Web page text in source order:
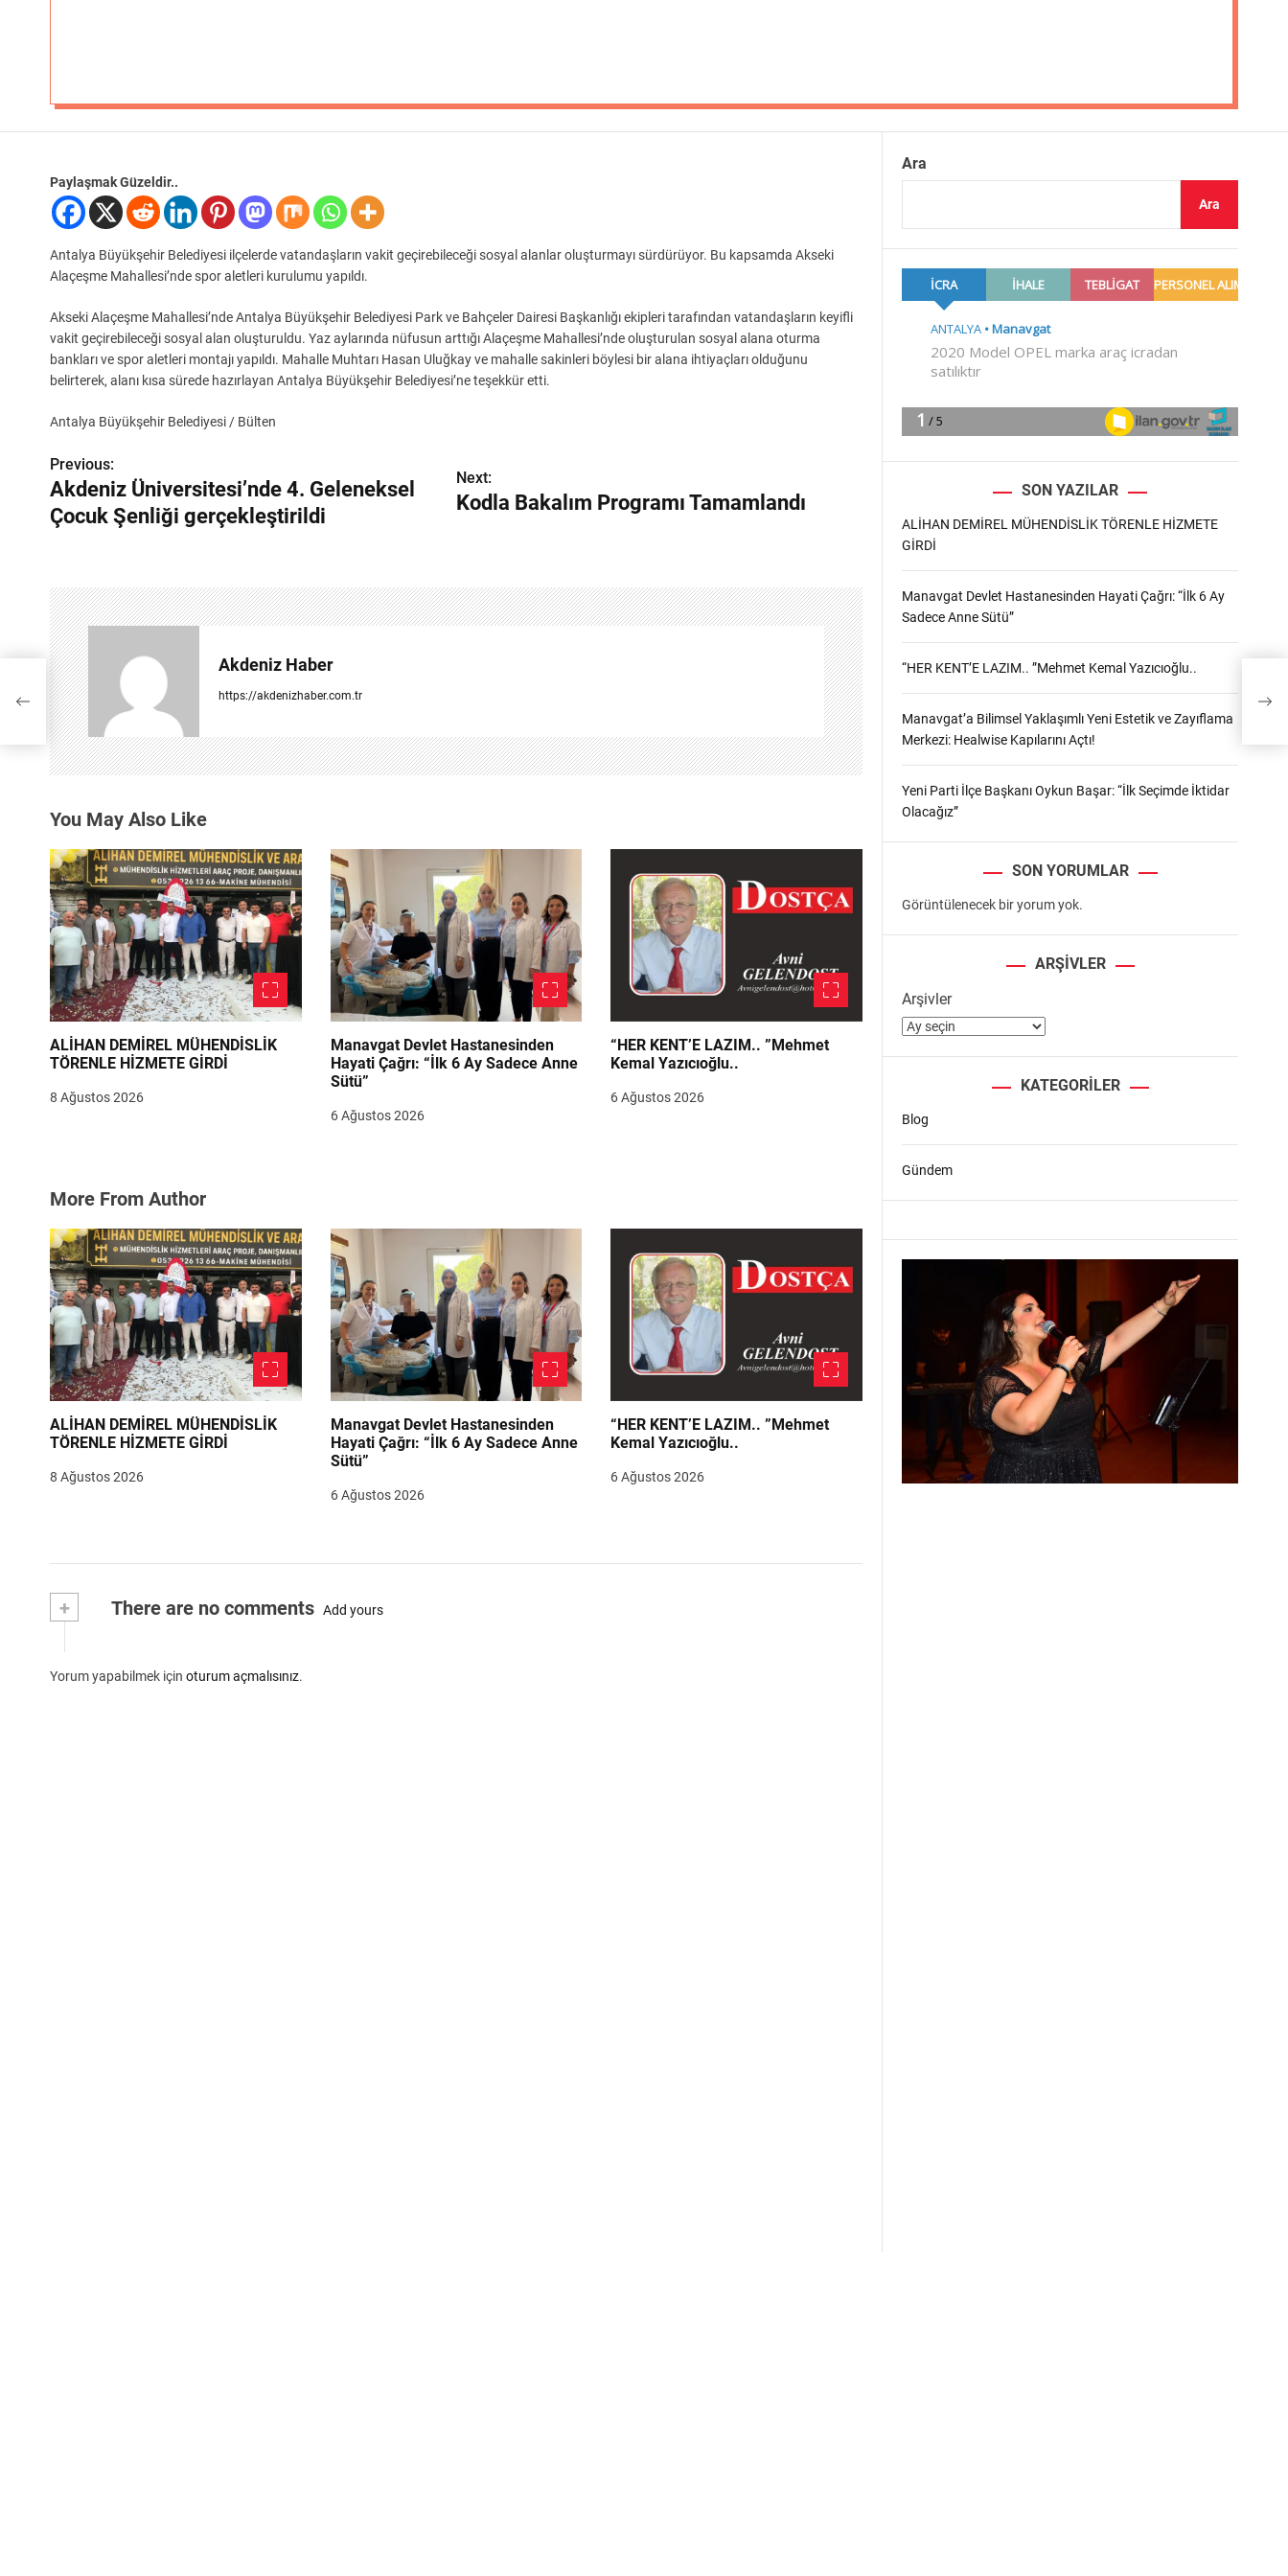
Paylaşmak Güzeldir..
Antalya Büyükşehir Belediyesi ilçelerde vatandaşların vakit geçirebileceği sosyal alanlar oluşturmayı sürdürüyor. Bu kapsamda Akseki
Alaçeşme Mahallesi’nde spor aletleri kurulumu yapıldı.
Akseki Alaçeşme Mahallesi’nde Antalya Büyükşehir Belediyesi Park ve Bahçeler Dairesi Başkanlığı ekipleri tarafından vatandaşların keyifli
vakit geçirebileceği sosyal alan oluşturuldu. Yaz aylarında nüfusun arttığı Alaçeşme Mahallesi’nde oluşturulan sosyal alana oturma
bankları ve spor aletleri montajı yapıldı. Mahalle Muhtarı Hasan Uluğkay ve mahalle sakinleri böylesi bir alana ihtiyaçları olduğunu
belirterek, alanı kısa sürede hazırlayan Antalya Büyükşehir Belediyesi’ne teşekkür etti.
Antalya Büyükşehir Belediyesi / Bülten
Y
a
g
e
z
i
n
e
s
i
Previous:
Akdeniz Üniversitesi’nde 4. Geleneksel
Çocuk Şenliği gerçekleştirildi
Next:
Kodla Bakalım Programı Tamamlandı
Akdeniz Haber
https://akdenizhaber.com.tr
You May Also Like
ALİHAN DEMİREL MÜHENDİSLİK
TÖRENLE HİZMETE GİRDİ
8 Ağustos 2026
Manavgat Devlet Hastanesinden
Hayati Çağrı: “İlk 6 Ay Sadece Anne
Sütü”
6 Ağustos 2026
“HER KENT’E LAZIM.. ”Mehmet
Kemal Yazıcıoğlu..
6 Ağustos 2026
More From Author
ALİHAN DEMİREL MÜHENDİSLİK
TÖRENLE HİZMETE GİRDİ
8 Ağustos 2026
Manavgat Devlet Hastanesinden
Hayati Çağrı: “İlk 6 Ay Sadece Anne
Sütü”
6 Ağustos 2026
“HER KENT’E LAZIM.. ”Mehmet
Kemal Yazıcıoğlu..
6 Ağustos 2026
+ There are no comments Add yours
Yorum yapabilmek için oturum açmalısınız.
Ara
Ara
SON YAZILAR
ALİHAN DEMİREL MÜHENDİSLİK TÖRENLE HİZMETE
GİRDİ
Manavgat Devlet Hastanesinden Hayati Çağrı: “İlk 6 Ay
Sadece Anne Sütü”
“HER KENT’E LAZIM.. ”Mehmet Kemal Yazıcıoğlu..
Manavgat’a Bilimsel Yaklaşımlı Yeni Estetik ve Zayıflama
Merkezi: Healwise Kapılarını Açtı!
Yeni Parti İlçe Başkanı Oykun Başar: “İlk Seçimde İktidar
Olacağız”
SON YORUMLAR
Görüntülenecek bir yorum yok.
ARŞIVLER
Arşivler
KATEGORILER
Blog
Gündem